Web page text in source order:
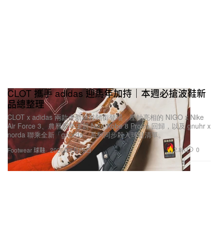
Footwear 球鞋
CLOT 攜手 adidas 迎馬年加持｜本週必搶波鞋新
品總整理
CLOT x adidas 兩款全新球鞋領銜登場，壓軸亮相的 NIGO x Nike
Air Force 3、農曆新年主題 Nike Kobe 8 Protro 回歸，以及 gnuhr x
norda 聯乘全新「gnorda」系列同步殺入球鞋清單。
2026年1月28日 2.8K 0